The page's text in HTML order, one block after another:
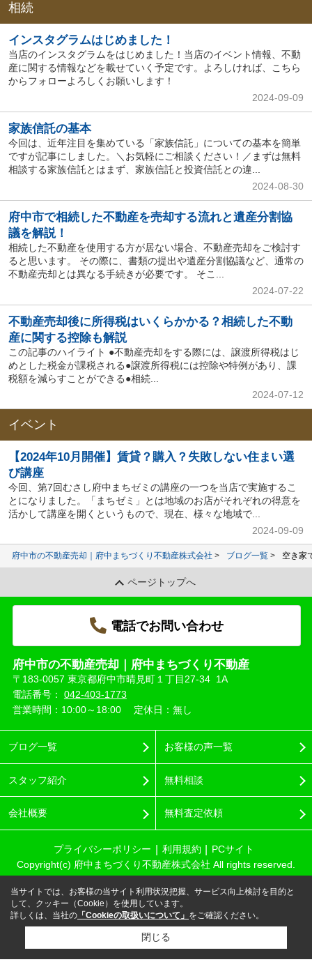
相続
インスタグラムはじめました！
当店のインスタグラムをはじめました！当店のイベント情報、不動
産に関する情報などを載せていく予定です。よろしければ、こちら
からフォローよろしくお願いします！
2024-09-09
家族信託の基本
今回は、近年注目を集めている「家族信託」についての基本を簡単
ですが記事にしました。＼お気軽にご相談ください！／まずは無料
相談する家族信託とはまず、家族信託と投資信託との違...
2024-08-30
府中市で相続した不動産を売却する流れと遺産分割協
議を解説！
相続した不動産を使用する方が居ない場合、不動産売却をご検討す
ると思います。 その際に、書類の提出や遺産分割協議など、通常の
不動産売却とは異なる手続きが必要です。 そこ...
2024-07-22
不動産売却後に所得税はいくらかかる？相続した不動
産に関する控除も解説
この記事のハイライト ●不動産売却をする際には、譲渡所得税はじ
めとした税金が課税される●譲渡所得税には控除や特例があり、課
税額を減らすことができる●相続...
2024-07-12
イベント
【2024年10月開催】賃貸？購入？失敗しない住まい選
び講座
今回、第7回むさし府中まちゼミの講座の一つを当店で実施するこ
とになりました。「まちゼミ」とは地域のお店がそれぞれの得意を
活かして講座を開くというもので、現在、様々な地域で...
2024-09-09
府中市の不動産売却｜府中まちづくり不動産株式会社 ブログ一覧 空き家
ページトップへ
電話でお問い合わせ
府中市の不動産売却｜府中まちづくり不動産
〒183-0057 東京都府中市晴見町１丁目27-34 1A
電話番号： 042-403-1773
営業時間：10:00～18:00
定休日：無し
ブログ一覧
スタッフ紹介
会社概要
お客様の声一覧
無料相談
無料査定依頼
プライバシーポリシー 利用規約
PCサイト
Copyright(c) 府中まちづくり不動産株式会社 All rights reserved.
当サイトでは、お客様の当サイト利用状況把握、サービス向上検討を目的と
して、クッキー（Cookie）を使用しています。
詳しくは、当社の 「Cookieの取扱いについて」 をご確認ください。
閉じる